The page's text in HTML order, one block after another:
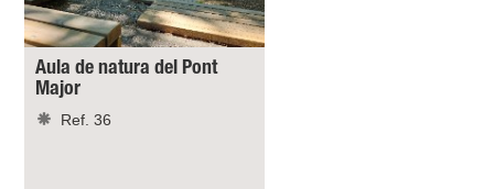
Aula de natura del Pont
Major
Ref. 36